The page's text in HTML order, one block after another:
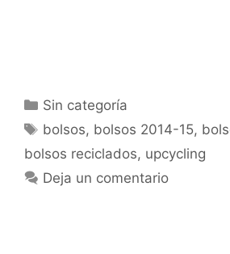
Sin categoría
bolsos, bolsos 2014-15,
bolsos reciclados, upcycling
Deja un comentario